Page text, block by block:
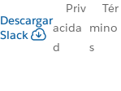
Descargar
Slack
Priv
acida
d
Tér
mino
s